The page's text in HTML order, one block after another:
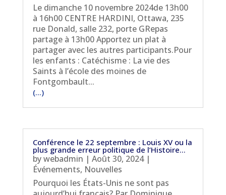
Le dimanche 10 novembre 2024de 13h00
à 16h00 CENTRE HARDINI, Ottawa, 235
rue Donald, salle 232, porte GRepas
partage à 13h00 Apportez un plat à
partager avec les autres participants.Pour
les enfants : Catéchisme : La vie des
Saints à l’école des moines de
Fontgombault...
(...)
Conférence le 22 septembre : Louis XV ou la
plus grande erreur politique de l’Histoire…
bywebadmin | Août 30, 2024|
Événements, Nouvelles
Pourquoi les États-Unis ne sont pas